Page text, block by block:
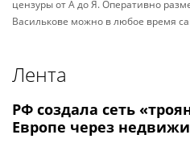
цензуры от А до Я. Оперативно
Василькове можно в любое время
Лента
РФ создала сеть
Европе через